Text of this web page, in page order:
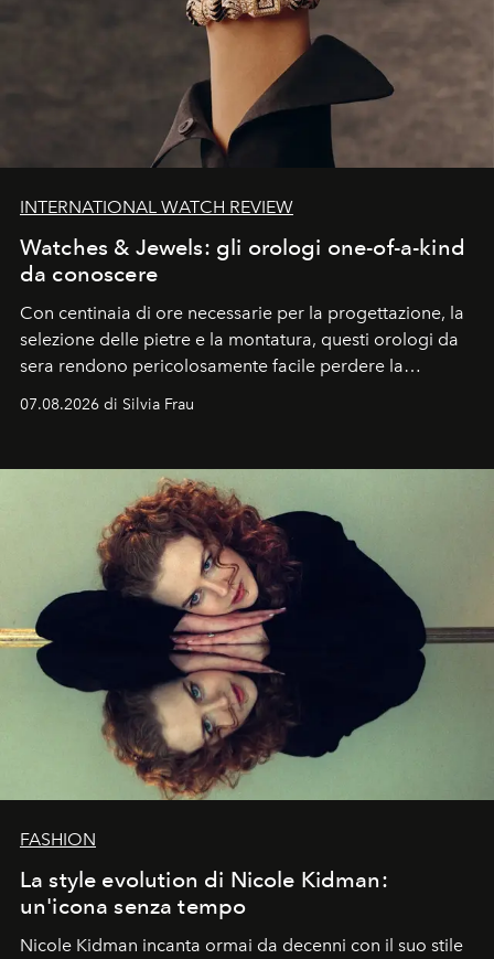
INTERNATIONAL WATCH REVIEW
Watches & Jewels: gli orologi one-of-a-kind
da conoscere
Con centinaia di ore necessarie per la progettazione, la
selezione delle pietre e la montatura, questi orologi da
sera rendono pericolosamente facile perdere la
cognizione del tempo. Ma con quadranti così
07.08.2026 di Silvia Frau
FASHION
La style evolution di Nicole Kidman:
un'icona senza tempo
Nicole Kidman incanta ormai da decenni con il suo stile